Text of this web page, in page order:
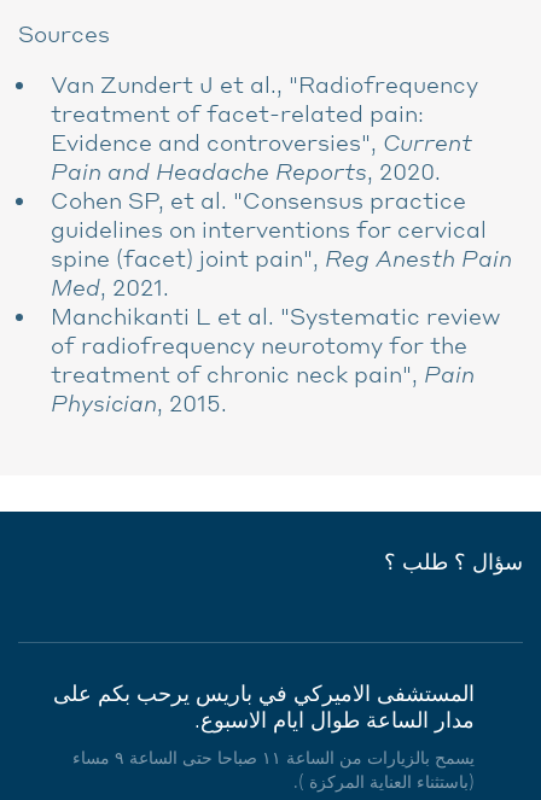
Sources
Van Zundert J et al., "Radiofrequency
treatment of facet-related pain:
Evidence and controversies", Current
Pain and Headache Reports, 2020.
Cohen SP, et al. "Consensus practice
guidelines on interventions for cervical
spine (facet) joint pain", Reg Anesth Pain
Med, 2021.
Manchikanti L et al. "Systematic review
of radiofrequency neurotomy for the
treatment of chronic neck pain", Pain
Physician, 2015.
سؤال ؟ طلب ؟
المستشفى الاميركي في باريس يرحب بكم على
مدار الساعة طوال ايام الاسبوع.
يسمح بالزيارات من الساعة ١١ صباحا حتى الساعة ٩ مساء
(باستثناء العناية المركزة ).